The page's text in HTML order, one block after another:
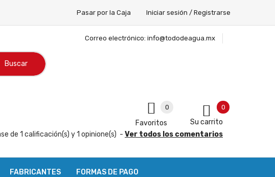
Iniciar sesión / Registrarse
Pasar por la Caja
Correo electrónico: info@tododeagua.mx
Buscar
0
Su carrito
0
Favoritos
de 1 calificación(s) y1 opinione(s) - Ver todos los comentarios
FABRICANTES FORMAS DE PAGO